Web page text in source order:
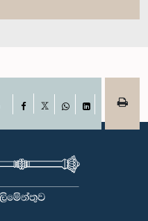
Facebook
WhatsAppLinkedIn